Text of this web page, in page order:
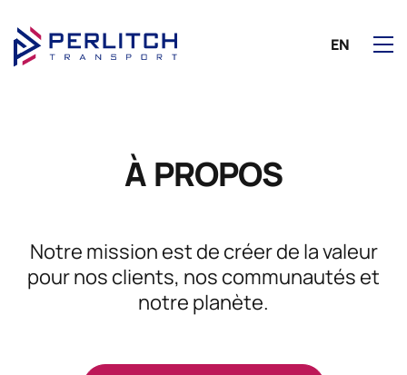
EN
À PROPOS
Notre mission est de créer de la valeur
pour nos clients, nos communautés et
notre planète.